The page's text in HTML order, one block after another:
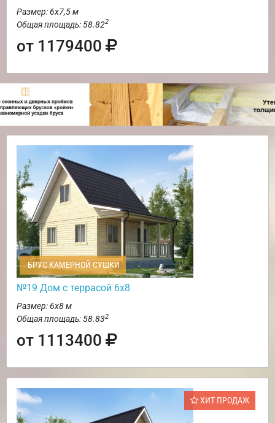
Размер: 6х7,5 м
Общая площадь: 58.822
от 1179400
БРУС КАМЕРНОЙ СУШКИ
№19 Дом с террасой 6х8
Размер: 6х8 м
Общая площадь: 58.832
от 1113400
ХИТ ПРОДАЖ